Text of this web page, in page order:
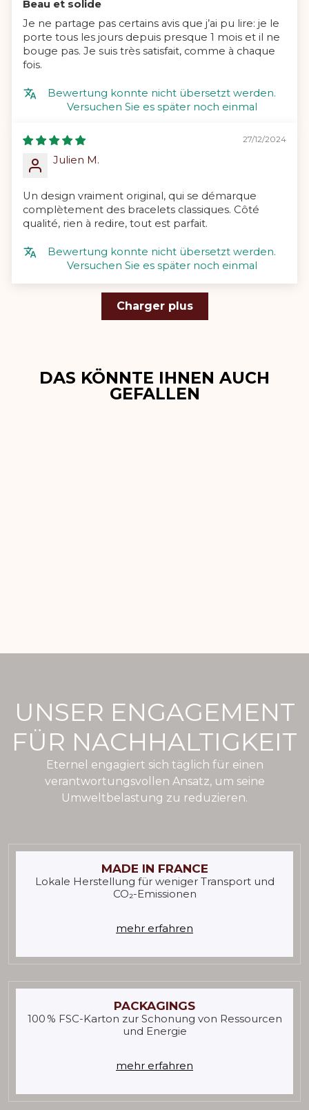
Beau et solide
Je ne partage pas certains avis que j’ai pu lire: je le
porte tous les jours depuis presque 1 mois et il ne
bouge pas. Je suis très satisfait, comme à chaque
fois.
Bewertung konnte nicht übersetzt werden.
Versuchen Sie es später noch einmal
27/12/2024
Julien M.
Un design vraiment original, qui se démarque
complètement des bracelets classiques. Côté
qualité, rien à redire, tout est parfait.
Bewertung konnte nicht übersetzt werden.
Versuchen Sie es später noch einmal
Charger plus
DAS KÖNNTE IHNEN AUCH
GEFALLEN
UNSER ENGAGEMENT
FÜR NACHHALTIGKEIT
Eternel engagiert sich täglich für einen
verantwortungsvollen Ansatz, um seine
Umweltbelastung zu reduzieren.
MADE IN FRANCE
Lokale Herstellung für weniger Transport und
CO₂-Emissionen
mehr erfahren
PACKAGINGS
100 % FSC-Karton zur Schonung von Ressourcen
und Energie
mehr erfahren